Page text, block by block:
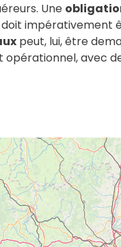
Une
impérativement
peut, lui, être
opérationnel, avec